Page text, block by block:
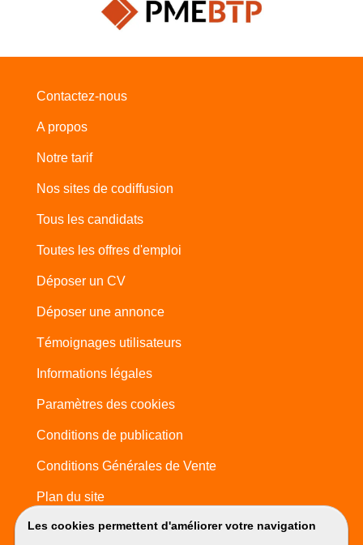
Les cookies permettent d'améliorer votre navigation
Contactez-nous
A propos
Notre tarif
Nos sites de codiffusion
Tous les candidats
Toutes les offres d'emploi
Déposer un CV
Déposer une annonce
Témoignages utilisateurs
Informations légales
Paramètres des cookies
Conditions de publication
Conditions Générales de Vente
Plan du site